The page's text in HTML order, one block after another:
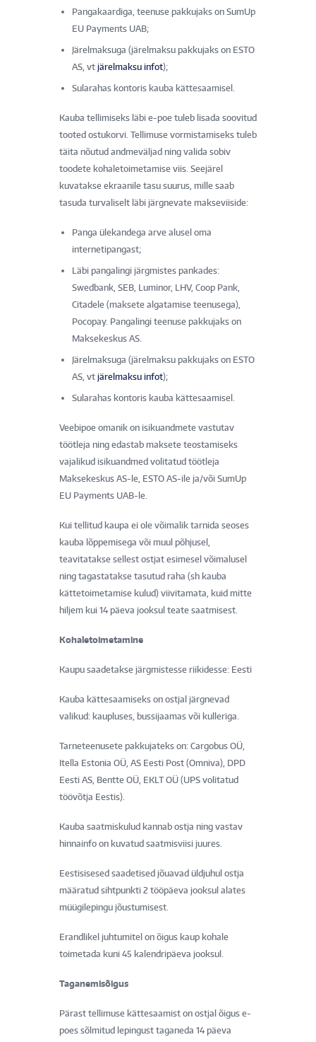
Pangakaardiga, teenuse pakkujaks on SumUp
EU Payments UAB;
Järelmaksuga (järelmaksu pakkujaks on ESTO
AS, vt järelmaksu infot);
Sularahas kontoris kauba kättesaamisel.
Kauba tellimiseks läbi e-poe tuleb lisada soovitud
tooted ostukorvi. Tellimuse vormistamiseks tuleb
täita nõutud andmeväljad ning valida sobiv
toodete kohaletoimetamise viis. Seejärel
kuvatakse ekraanile tasu suurus, mille saab
tasuda turvaliselt läbi järgnevate makseviiside:
Panga ülekandega arve alusel oma
internetipangast;
Läbi pangalingi järgmistes pankades:
Swedbank, SEB, Luminor, LHV, Coop Pank,
Citadele (maksete algatamise teenusega),
Pocopay. Pangalingi teenuse pakkujaks on
Maksekeskus AS.
Järelmaksuga (järelmaksu pakkujaks on ESTO
AS, vt järelmaksu infot);
Sularahas kontoris kauba kättesaamisel.
Veebipoe omanik on isikuandmete vastutav
töötleja ning edastab maksete teostamiseks
vajalikud isikuandmed volitatud töötleja
Maksekeskus AS-le, ESTO AS-ile ja/või SumUp
EU Payments UAB-le.
Kui tellitud kaupa ei ole võimalik tarnida seoses
kauba lõppemisega või muul põhjusel,
teavitatakse sellest ostjat esimesel võimalusel
ning tagastatakse tasutud raha (sh kauba
kättetoimetamise kulud) viivitamata, kuid mitte
hiljem kui 14 päeva jooksul teate saatmisest.
Kohaletoimetamine
Kaupu saadetakse järgmistesse riikidesse: Eesti
Kauba kättesaamiseks on ostjal järgnevad
valikud: kaupluses, bussijaamas või kulleriga.
Tarneteenusete pakkujateks on: Cargobus OÜ,
Itella Estonia OÜ, AS Eesti Post (Omniva), DPD
Eesti AS, Bentte OÜ, EKLT OÜ (UPS volitatud
töövõtja Eestis).
Kauba saatmiskulud kannab ostja ning vastav
hinnainfo on kuvatud saatmisviisi juures.
Eestisisesed saadetised jõuavad üldjuhul ostja
määratud sihtpunkti 2 tööpäeva jooksul alates
müügilepingu jõustumisest.
Erandlikel juhtumitel on õigus kaup kohale
toimetada kuni 45 kalendripäeva jooksul.
Taganemisõigus
Pärast tellimuse kättesaamist on ostjal õigus e-
poes sõlmitud lepingust taganeda 14 päeva